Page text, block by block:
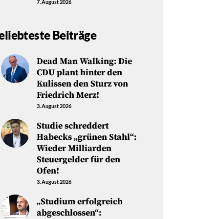
7. August 2026
Beiträge
Dead Man Walking: Die
CDU plant hinter den
Kulissen den Sturz von
Friedrich Merz!
3. August 2026
Studie schreddert
Habecks „grünen Stahl“:
Wieder Milliarden
Steuergelder für den
Ofen!
3. August 2026
„Studium erfolgreich
abgeschlossen“: